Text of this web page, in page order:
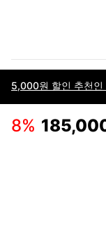
5,000원 할인 추천인
8%
이용약관고객센터